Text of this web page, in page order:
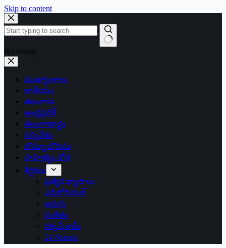
Skip to content
No results
ముఖ్యాంశాలు
జాతీయం
తెలంగాణ
ఆంధ్రప్రదేశ్
తెలంగాణార్థం
సన్నివేశం
బొమ్మా బొరుసు
సాహిత్యం-శోభ
శీర్షికలు
ప్రత్యేక వ్యాసాలు
ఎడిటోరియల్
అరుగు
సంకేతం
దక్కన్.కామ్
24 గంటలు